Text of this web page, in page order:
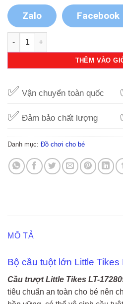
Zalo Facebook
Cầu tuột lớn Swings & Slides
THÊM VÀO
✅ Vận chuyển toàn quốc
✅ Đảm bảo chất lượng
Danh mục: Đồ chơi cho bé
MÔ TẢ
Bộ cầu tuột lớn Little Tikes
Cầu trượt Little Tikes LT-
tiêu chuẩn an toàn cho bé nên